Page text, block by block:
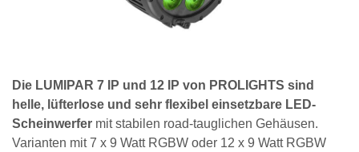
Die LUMIPAR 7 IP und 12 IP von PROLIGHTS sind
helle, lüfterlose und sehr flexibel einsetzbare LED-
Scheinwerfer mit stabilen road-tauglichen Gehäusen.
Varianten mit 7 x 9 Watt RGBW oder 12 x 9 Watt RGBW